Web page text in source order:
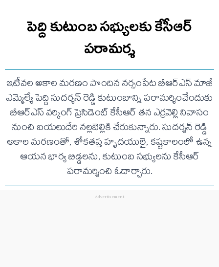
పెద్ది కుటుంబ సభ్యులకు కేసీఆర్
పరామర్శ
ఇటీవల అకాల మరణం పొందిన నర్సంపేట బీఆర్ఎస్ మాజీ
ఎమ్మెల్యే పెద్ది సుదర్శన్ రెడ్డి కుటుంబాన్ని పరామర్శించేందుకు
బీఆర్ఎస్ వర్కింగ్ ప్రెసిడెంట్ కేసీఆర్ తన ఎర్రవెల్లి నివాసం
నుంచి బయలుదేరి నల్లబెల్లికి చేరుకున్నారు. సుదర్శన్ రెడ్డి
అకాల మరణంతో, శోకతప్త హృదయులై, కష్టకాలంలో ఉన్న
ఆయన భార్య బిడ్డలను, కుటుంబ సభ్యులను కేసీఆర్
పరామర్శించి ఓదార్చారు.